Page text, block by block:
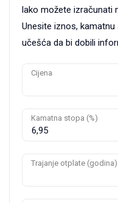
lako možete izračunati
Unesite iznos,
učešća da bi dobili
Cijena
Kamatna stopa (%)
Trajanje otplate (godina)